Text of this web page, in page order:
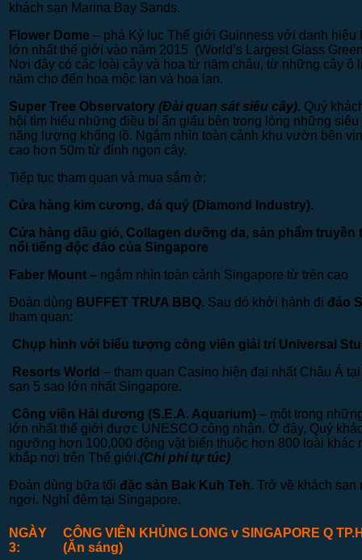
khách sạn Marina Bay Sands.
Flower Dome – phá Kỷ lục Thế giới Guinness với danh hiệu
lớn nhất thế giới vào năm 2015 (World’s Largest Glass
Nơi đây có các loài cây và hoa từ năm châu, từ những cây ô
năm cho đến hoa mộc lan và hoa lan.
Super Tree Observatory (Đài quan sát siêu cây). Quý
hội tìm hiểu những điều bí ẩn giấu bên trong lòng những siêu
năng lượng khổng lồ. Ngắm nhìn toàn cảnh khu vườn bên
cao hơn 50m từ đỉnh ngọn cây.
Tiếp tục tham quan và mua sắm ở:
Cửa hàng kim cương, đá quý (Diamond Industry).
Cửa hàng dầu gió, Collagen dưỡng da, sản phẩm truyền
nổi tiếng độc đáo của Singapore
Faber Mount – ngắm nhìn toàn cảnh Singapore từ trên cao
Đoàn dùng BUFFET TRƯA BBQ. Sau đó khởi hành đi đảo
tham quan:
Chụp hình với biểu tượng công viên giải trí Universal
Resorts World – tham quan Casino hiện đại nhất Châu Á
sạn 5 sao lớn nhất Singapore.
Công viên Hải dương (S.E.A. Aquarium) – một trong
lớn nhất thế giới được UNESCO công nhận. Ở đây, Quý
ngưỡng hơn 100,000 động vật biển thuộc hơn 800 loài khác
khắp nơi trên Thế giới.(Chi phí tự túc)
Đoàn dùng bữa tối đặc sản Bak Kuh Teh. Trở về khách sạn
ngơi. Nghỉ đêm tại Singapore.
NGÀY
3:
CÔNG VIÊN KHỦNG LONG v SINGAPORE Q
(Ăn sáng)